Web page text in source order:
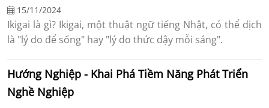
15/11/2024
Ikigai là gì? Ikigai, một thuật ngữ tiếng Nhật, có thể dịch
là "lý do để sống" hay "lý do thức dậy mỗi sáng".
Hướng Nghiệp - Khai Phá Tiềm Năng Phát Triển
Nghề Nghiệp